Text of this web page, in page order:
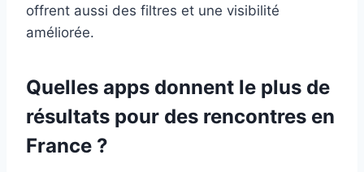
offrent aussi des filtres et une visibilité
améliorée.
Quelles apps donnent le plus de
résultats pour des rencontres en
France ?